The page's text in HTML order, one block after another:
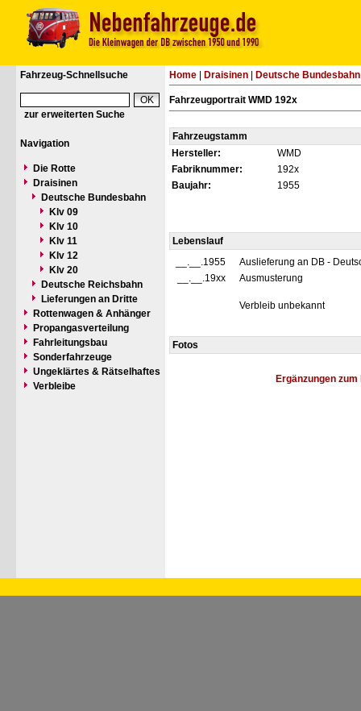
Fahrzeug-Schnellsuche
zur erweiterten Suche
Navigation
Die Rotte
Draisinen
Deutsche Bundesbahn
Klv 09
Klv 10
Klv 11
Klv 12
Klv 20
Deutsche Reichsbahn
Lieferungen an Dritte
Rottenwagen & Anhänger
Propangasverteilung
Fahrleitungsbau
Sonderfahrzeuge
Ungeklärtes & Rätselhaftes
Verbleibe
Home Draisinen Deutsche Bundesbahn
Fahrzeugportrait WMD 192x
Fahrzeugstamm
Hersteller:
WMD
Fabriknummer:
192x
Baujahr:
1955
Lebenslauf
__.__.1955
Auslieferung an DB -
__.__.19xx
Ausmusterung
Verbleib unbekannt
Fotos
Ergänzungen